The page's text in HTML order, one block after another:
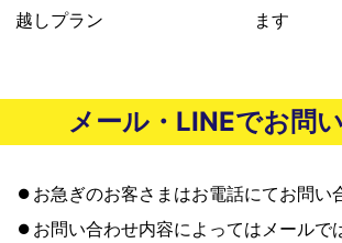
越しプラン
ます
メール・LINEでお問
お急ぎのお客さまはお電話にてお問い
お問い合わせ内容によってはメールで